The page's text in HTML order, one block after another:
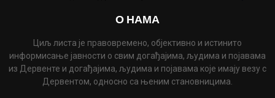
О НАМА
Циљ листа је правовремено, објективно и истинито
информисање јавности о свим догађајима, људима и појавама
из Дервенте и догађајима, људима и појавама које имају везу с
Дервентом, односно са њеним становницима.